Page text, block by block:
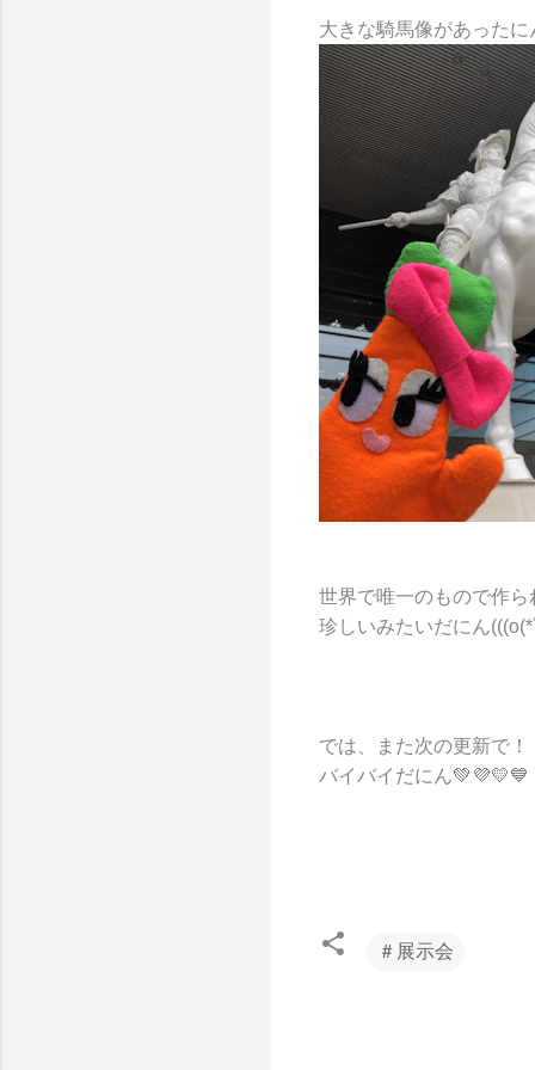
大きな騎馬像があった
世界で唯一のもので作ら
珍しいみたいだにん
では、また次の更新で！
バイバイだにん💚💜💛💙
＃展示会